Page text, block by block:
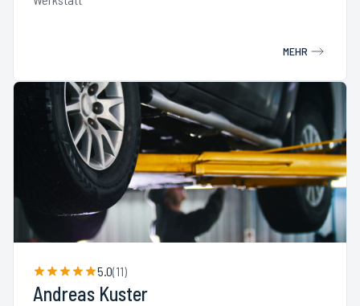
MEHR
5.0(11)
Andreas Kuster